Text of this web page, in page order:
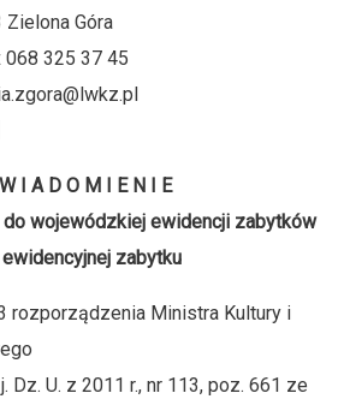
Góra
325 37 45
I A D O M I E N I E
wojewódzkiej ewidencji zabytków
ewidencyjnej zabytku
Ministra Kultury i
Dz. U. z 2011 r., nr 113, poz. 661 ze